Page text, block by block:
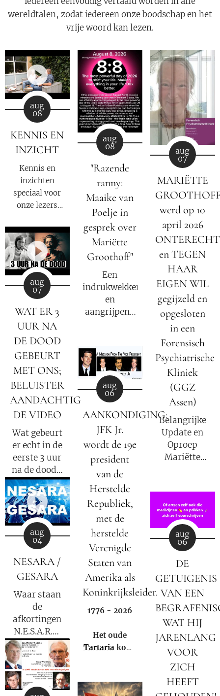
wereldtalen, zodat iedereen onze boodschap en het
vrije woord kan lezen.
aug
08
KENNIS EN
INZICHT
Kennis en
inzichten
speciaal voor
onze lezers
Mediaen
reizigers die
geïnteresseerd
zijn in
alternatief
nieuws,
bewustwording,
spiritualiteit
en
onafhankelijke
berichtgeving.
aug
08
"Razende
ranny:
Maaike van
Poelje in
gesprek over
Mariëtte
Groothoff"
Een
indrukwekkend
en
aangrijpend
van Mariëtte
Groothoff.
aug
07
MARIËTTE
werd op 10
april 2026
ONTERECHT
en TEGEN
HAAR
EIGEN WIL
gegijzeld en
opgesloten
in een
Forensisch
Psychiatrische
Kliniek
(GGZ
Assen)
Belangrijke
Update en
Oproep
Mariëtte
augustus
2026
aug
07
WAT ER 3
UUR NA
DE DOOD
GEBEURT
MET ONS;
BELUISTER
AANDACHTIG
DE VIDEO
Wat gebeurt
er echt in de
eerste 3 uur
na de dood?
Elisabeth
Kübler-Ross
legt uit.
aug
06
AANKONDIGING:
JFK Jr.
wordt de 19e
president
van de
Herstelde
Republiek,
met de
herstelde
Verenigde
Staten van
Amerika als
Koninkrijksleider.
1776 - 2026
Het oude
Tartariakomt
aug
06
DE
GETUIGENIS
VAN EEN
WAT HIJ
JARENLANG
VOOR
ZICH
HEEFT
aug
04
NESARA /
GESARA
Waar staan
de
afkortingen
N.E.S.A.R.A.
en
G.E.S.A.R.A.
voor?